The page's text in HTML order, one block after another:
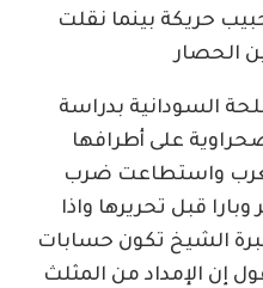
حريكة بينما نقلت
الحصار
السودانية بدراسة
على أطرافها
واستطاعت ضرب
قبل تحريرها واذا
الشيخ تكون حسابات
إن الإمداد من المثلث